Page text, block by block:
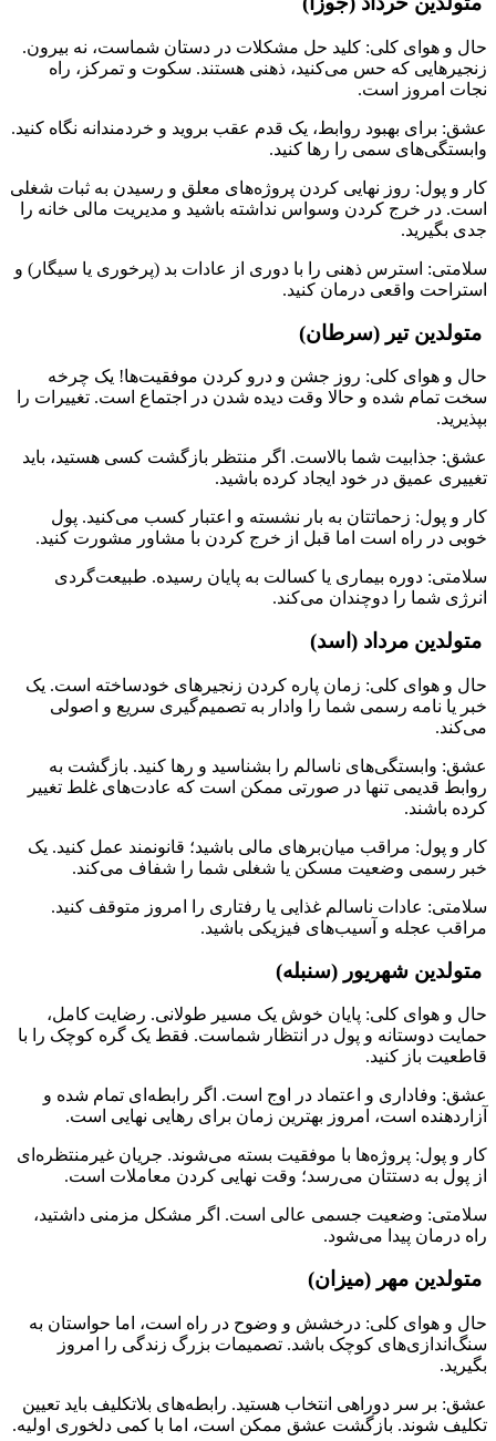
حال و هوای کلی: کلید حل مشکلات در دستان شماست، نه بیرون.
زنجیرهایی که حس می‌کنید، ذهنی هستند. سکوت و تمرکز، راه
نجات امروز است.
عشق: برای بهبود روابط، یک قدم عقب بروید و خردمندانه نگاه کنید.
وابستگی‌های سمی را رها کنید.
کار و پول: روز نهایی کردن پروژه‌های معلق و رسیدن به ثبات شغلی
است. در خرج کردن وسواس نداشته باشید و مدیریت مالی خانه را
جدی بگیرید.
سلامتی: استرس ذهنی را با دوری از عادات بد (پرخوری یا سیگار) و
استراحت واقعی درمان کنید.
متولدین تیر (سرطان)
حال و هوای کلی: روز جشن و درو کردن موفقیت‌ها! یک چرخه
سخت تمام شده و حالا وقت دیده شدن در اجتماع است. تغییرات را
بپذیرید.
عشق: جذابیت شما بالاست. اگر منتظر بازگشت کسی هستید، باید
تغییری عمیق در خود ایجاد کرده باشید.
کار و پول: زحماتتان به بار نشسته و اعتبار کسب می‌کنید. پول
خوبی در راه است اما قبل از خرج کردن با مشاور مشورت کنید.
سلامتی: دوره بیماری یا کسالت به پایان رسیده. طبیعت‌گردی
انرژی شما را دوچندان می‌کند.
متولدین مرداد (اسد)
حال و هوای کلی: زمان پاره کردن زنجیرهای خودساخته است. یک
خبر یا نامه رسمی شما را وادار به تصمیم‌گیری سریع و اصولی
می‌کند.
عشق: وابستگی‌های ناسالم را بشناسید و رها کنید. بازگشت به
روابط قدیمی تنها در صورتی ممکن است که عادت‌های غلط تغییر
کرده باشند.
کار و پول: مراقب میان‌برهای مالی باشید؛ قانونمند عمل کنید. یک
خبر رسمی وضعیت مسکن یا شغلی شما را شفاف می‌کند.
سلامتی: عادات ناسالم غذایی یا رفتاری را امروز متوقف کنید.
مراقب عجله و آسیب‌های فیزیکی باشید.
متولدین شهریور (سنبله)
حال و هوای کلی: پایان خوش یک مسیر طولانی. رضایت کامل،
حمایت دوستانه و پول در انتظار شماست. فقط یک گره کوچک را با
قاطعیت باز کنید.
عشق: وفاداری و اعتماد در اوج است. اگر رابطه‌ای تمام شده و
آزاردهنده است، امروز بهترین زمان برای رهایی نهایی است.
کار و پول: پروژه‌ها با موفقیت بسته می‌شوند. جریان غیرمنتظره‌ای
از پول به دستتان می‌رسد؛ وقت نهایی کردن معاملات است.
سلامتی: وضعیت جسمی عالی است. اگر مشکل مزمنی داشتید،
راه درمان پیدا می‌شود.
متولدین مهر (میزان)
حال و هوای کلی: درخشش و وضوح در راه است، اما حواستان به
سنگ‌اندازی‌های کوچک باشد. تصمیمات بزرگ زندگی را امروز
بگیرید.
عشق: بر سر دوراهی انتخاب هستید. رابطه‌های بلاتکلیف باید تعیین
تکلیف شوند. بازگشت عشق ممکن است، اما با کمی دلخوری اولیه.